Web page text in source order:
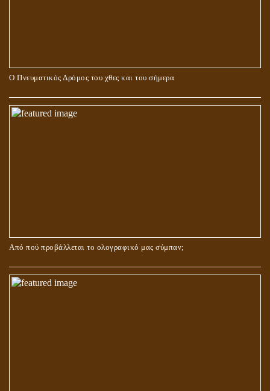
Ο Πνευματικός Δρόμος του χθες και του σήμερα
Από πού προβάλλεται το ολογραφικό μας σύμπαν;
ΚΑΙ ΜΕ ΕΝΑΡΕΤΗ ΖΩΗ;
ΑΓΑΠΗ: ΚΑΤΑΣΤΑΣΗ Ή ΣΥΝΑΙΣΘΗΜΑ?